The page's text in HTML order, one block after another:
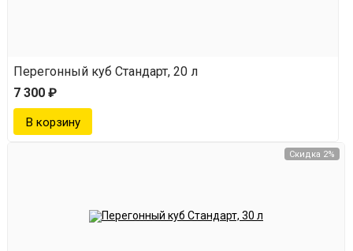
Перегонный куб Стандарт, 20 л
7 300 ₽
Скидка 2%